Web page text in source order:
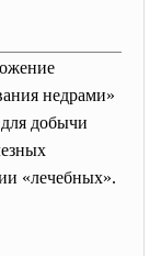
недрами»
добычи
«лечебных».